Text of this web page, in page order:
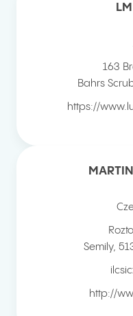
163
Bahrs
https://
Semily,
http://